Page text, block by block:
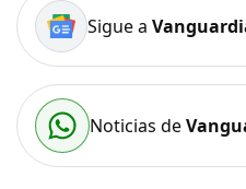
Sigue a
Noticias de